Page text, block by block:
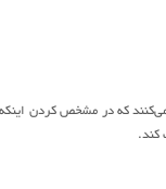
که در مشخص کردن
کند.